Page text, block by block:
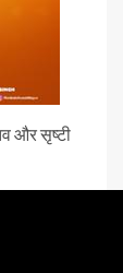
और सृष्टी